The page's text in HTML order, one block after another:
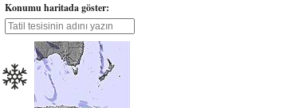
Konumu haritada göster: